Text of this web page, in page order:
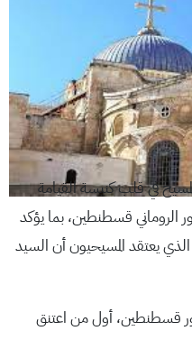
في قلب كنيسة القيامة
الروماني قسطنطين، بما يؤكد
يعتقد المسيحيون أن السيد
قسطنطين، أول من اعتنق